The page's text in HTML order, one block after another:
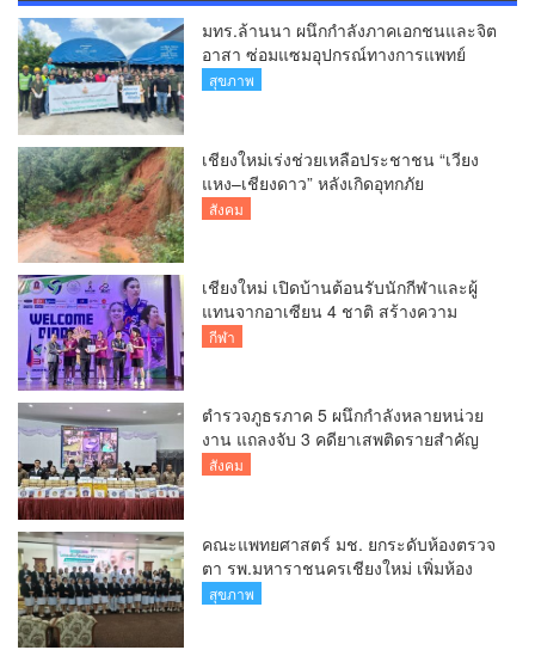
มทร.ล้านนา ผนึกกำลังภาคเอกชนและจิต
อาสา ซ่อมแซมอุปกรณ์ทางการแพทย์
รพ.สารภี กว่า 75 รายการ
สุขภาพ
เชียงใหม่เร่งช่วยเหลือประชาชน “เวียง
แหง–เชียงดาว” หลังเกิดอุทกภัย
สังคม
เชียงใหม่ เปิดบ้านต้อนรับนักกีฬาและผู้
แทนจากอาเซียน 4 ชาติ สร้างความ
ประทับใจก่อนเปิดศึกวอลเลย์บอล BYD
กีฬา
ตำรวจภูธรภาค 5 ผนึกกำลังหลายหน่วย
งาน แถลงจับ 3 คดียาเสพติดรายสำคัญ
ยึดยาบ้ากว่า 3.2 ล้านเม็ด เฮโรอีน 8.62
สังคม
คณะแพทยศาสตร์ มช. ยกระดับห้องตรวจ
ตา รพ.มหาราชนครเชียงใหม่ เพิ่มห้อง
ตรวจ-นำเทคโนโลยีทันสมัย รองรับผู้ป่วย
สุขภาพ